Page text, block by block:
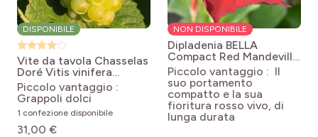
DISPONIBILE
Vite da tavola Chasselas
Doré Vitis vinifera
Chasselas doré
Piccolo vantaggio :
Grappoli dolci
1 confezione disponibile
31,00 €
NON DISPONIBILE
Dipladenia BELLA
Compact Red Mandevilla
sanderi Inmanredcp
(BELLA COMPACT RED)
Piccolo vantaggio : Il
suo portamento
compatto e la sua
fioritura rosso vivo, di
lunga durata